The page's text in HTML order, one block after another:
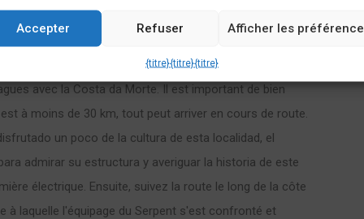
Accepter Refuser Afficher les
{titre}{titre}{titre}
Camelle, et vous pourrez profiter du plein air tout en
avec la Costa da Morte. Il est important de bien
à moins de 30 km, tout peut arriver en cours de route.
un poco de la cultura de esta localidad, el
admirar su estructura y averiguar la historia de este
électrique. Ensuite, suivez la route le long de la côte
à laquelle l'équipage du Serpent s'est confronté et